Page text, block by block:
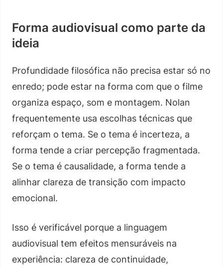
Forma audiovisual como parte da
ideia
Profundidade filosófica não precisa estar só no
enredo; pode estar na forma com que o filme
organiza espaço, som e montagem. Nolan
frequentemente usa escolhas técnicas que
reforçam o tema. Se o tema é incerteza, a
forma tende a criar percepção fragmentada.
Se o tema é causalidade, a forma tende a
alinhar clareza de transição com impacto
emocional.
Isso é verificável porque a linguagem
audiovisual tem efeitos mensuráveis na
experiência: clareza de continuidade,